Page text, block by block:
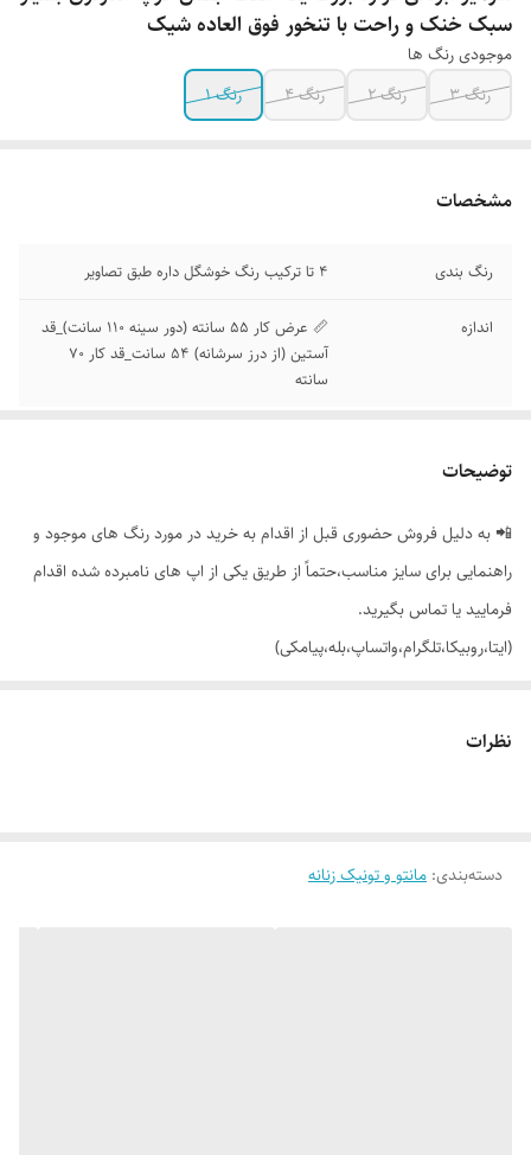
سبک خنک و راحت با تنخور فوق العاده شیک
موجودی رنگ ها
رنگ 3
رنگ 2 رنگ 4 رنگ 1
مشخصات
رنگ بندی 4 تا ترکیب رنگ خوشگل داره طبق تصاویر
اندازه
📏 عرض کار 55 سانته (دور سینه 110 سانت)_قد
آستین (از درز سرشانه) 54 سانت_قد کار 70
سانته
توضیحات
📲 به دلیل فروش حضوری قبل از اقدام به خرید در مورد رنگ های موجود و
راهنمایی برای سایز مناسب،حتماً از طریق یکی از اپ های نامبرده شده اقدام
فرمایید یا تماس بگیرید.
(ایتا،روبیکا،تلگرام،واتساپ،بله،پیامکی)
از داخل بند هم داره و کوتاه میشه مناسب مجالس و دورهمی ها با تنخور فوق
👌 جنسش: کرپ اندونزی درجه یک بسیار سبک،خنک و راحت با ریزش عالی
نظرات
دسته‌بندی: مانتو و تونیک زنانه